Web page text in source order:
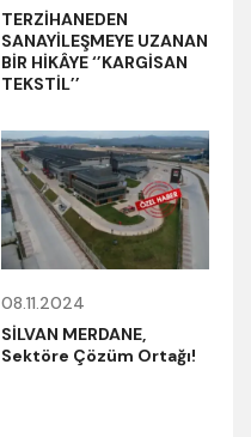
TERZİHANEDEN
SANAYİLEŞMEYE UZANAN
BİR HİKÂYE ‘’KARGİSAN
TEKSTİL’’
08.11.2024
SİLVAN MERDANE,
Sektöre Çözüm Ortağı!